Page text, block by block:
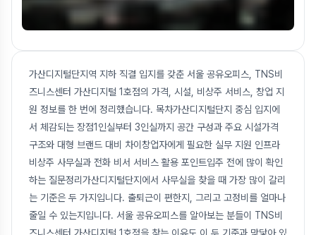
가산디지털단지역 지하 직결 입지를 갖춘 서울 공유오피스, TNS비
즈니스센터 가산디지털 1호점의 가격, 시설, 비상주 서비스, 창업 지
원 정보를 한 번에 정리했습니다. 목차가산디지털단지 중심 입지에
서 체감되는 장점1인실부터 3인실까지 공간 구성과 주요 시설가격
구조와 대형 브랜드 대비 차이창업자에게 필요한 실무 지원 인프라
비상주 사무실과 전화 비서 서비스 활용 포인트입주 전에 많이 확인
하는 질문정리가산디지털단지에서 사무실을 찾을 때 가장 많이 갈리
는 기준은 두 가지입니다. 출퇴근이 편한지, 그리고 고정비를 얼마나
줄일 수 있는지입니다. 서울 공유오피스를 알아보는 분들이 TNS비